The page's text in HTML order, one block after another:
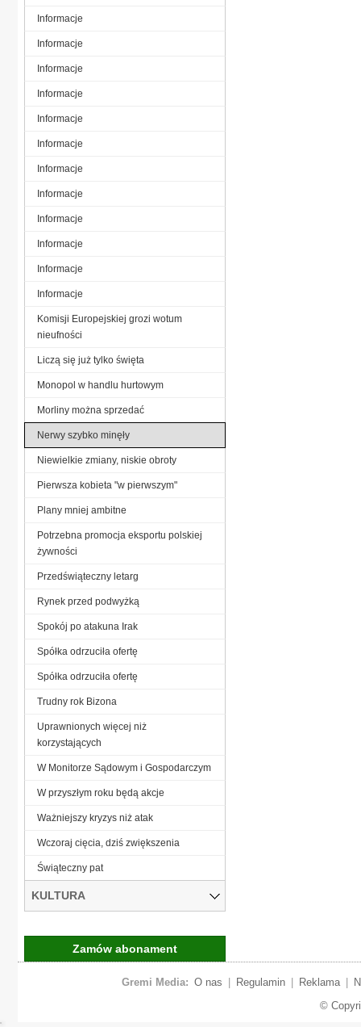
Informacje
Informacje
Informacje
Informacje
Informacje
Informacje
Informacje
Informacje
Informacje
Informacje
Informacje
Informacje
Komisji Europejskiej grozi wotum
nieufności
Liczą się już tylko święta
Monopol w handlu hurtowym
Morliny można sprzedać
Nerwy szybko minęły
Niewielkie zmiany, niskie obroty
Pierwsza kobieta "w pierwszym"
Plany mniej ambitne
Potrzebna promocja eksportu polskiej
żywności
Przedświąteczny letarg
Rynek przed podwyżką
Spokój po atakuna Irak
Spółka odrzuciła ofertę
Spółka odrzuciła ofertę
Trudny rok Bizona
Uprawnionych więcej niż
korzystających
W Monitorze Sądowym i Gospodarczym
W przyszłym roku będą akcje
Ważniejszy kryzys niż atak
Wczoraj cięcia, dziś zwiększenia
Świąteczny pat
KULTURA
Zamów abonament
Gremi Media: O nas Regulamin Reklama
©